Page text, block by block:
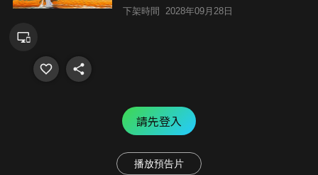
下架時間 2028年09月28日
請先登入
播放預告片